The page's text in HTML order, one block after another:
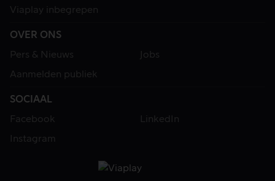
Viaplay inbegrepen
OVER ONS
Pers & Nieuws
Jobs
Aanmelden publiek
SOCIAAL
Facebook
LinkedIn
Instagram